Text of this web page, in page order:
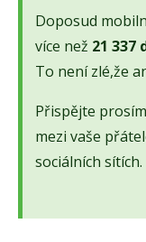
Doposud
více než 21 337
To není zlé,že
Přispějte
mezi vaše
sociálních sítích.